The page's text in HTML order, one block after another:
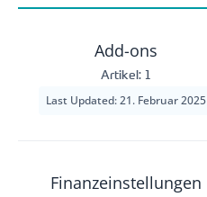
Add-ons
Artikel: 1
Last Updated: 21. Februar 2025
Finanzeinstellungen